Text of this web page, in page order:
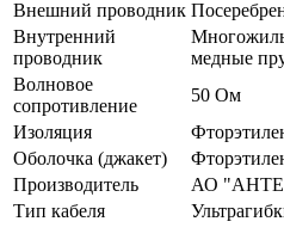
Внешний проводник
Внутренний
проводник
медные
Волновое
сопротивление
50 Ом
Изоляция
Оболочка (джакет)
Производитель
АО
Тип кабеля